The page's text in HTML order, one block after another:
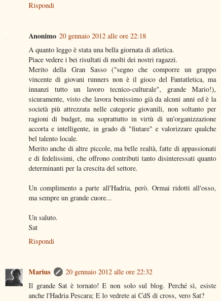
Rispondi
Anonimo 20 gennaio 2012 alle ore 22:18
A quanto leggo è stata una bella giornata di atletica.
Piace vedere i bei risultati di molti dei nostri ragazzi.
Merito della Gran Sasso ("segno che comporre un gruppo
vincente di giovani runners non è il gioco del Fantatletica, ma
innanzi tutto un lavoro tecnico-culturale", grande Mario!),
sicuramente, visto che lavora benissimo già da alcuni anni ed è la
società più attrezzata nelle categorie giovanili, non soltanto per
ragioni di budget, ma soprattutto in virtù di un'organizzazione
accorta e intelligente, in grado di "fiutare" e valorizzare qualche
bel talento locale.
Merito anche di altre piccole, ma belle realtà, fatte di appassionati
e di fedelissimi, che offrono contributi tanto disinteressati quanto
determinanti per la crescita del settore.
Un complimento a parte all'Hadria, però. Ormai ridotti all'osso,
ma sempre un grande cuore...
Un saluto.
Sat
Rispondi
Marius
20 gennaio 2012 alle ore 22:32
Il grande Sat è tornato! E non solo sul blog. Perché sì, esiste
anche l'Hadria Pescara; E lo vedrete ai CdS di cross, vero Sat?